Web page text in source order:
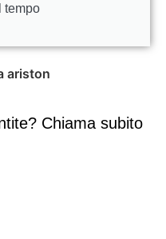
tempo
Chiama subito